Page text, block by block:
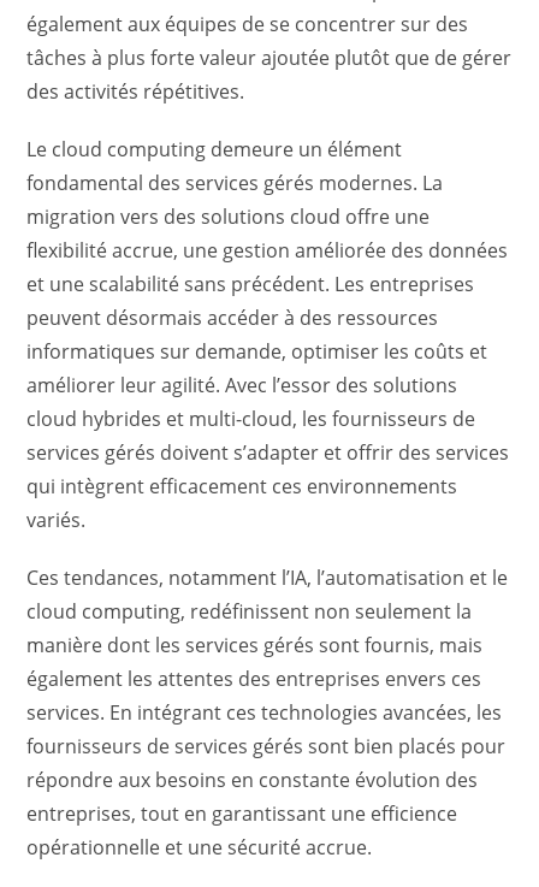
également aux équipes de se concentrer sur des
tâches à plus forte valeur ajoutée plutôt que de gérer
des activités répétitives.
Le cloud computing demeure un élément
fondamental des services gérés modernes. La
migration vers des solutions cloud offre une
flexibilité accrue, une gestion améliorée des données
et une scalabilité sans précédent. Les entreprises
peuvent désormais accéder à des ressources
informatiques sur demande, optimiser les coûts et
améliorer leur agilité. Avec l’essor des solutions
cloud hybrides et multi-cloud, les fournisseurs de
services gérés doivent s’adapter et offrir des services
qui intègrent efficacement ces environnements
variés.
Ces tendances, notamment l’IA, l’automatisation et le
cloud computing, redéfinissent non seulement la
manière dont les services gérés sont fournis, mais
également les attentes des entreprises envers ces
services. En intégrant ces technologies avancées, les
fournisseurs de services gérés sont bien placés pour
répondre aux besoins en constante évolution des
entreprises, tout en garantissant une efficience
opérationnelle et une sécurité accrue.